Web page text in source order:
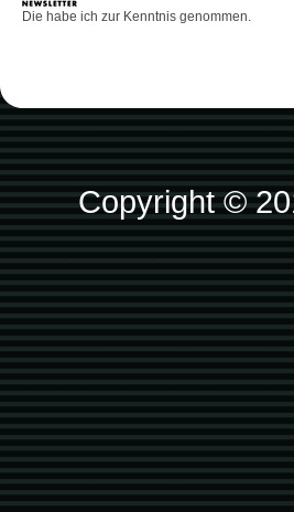
Die habe ich zur Kenntnis genommen.
Copyright ©